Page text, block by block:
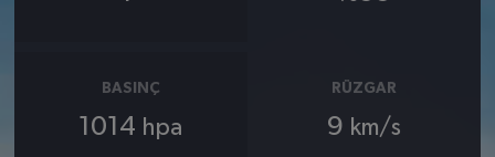
BASINÇ
1014 hpa
RÜZGAR
9 km/s